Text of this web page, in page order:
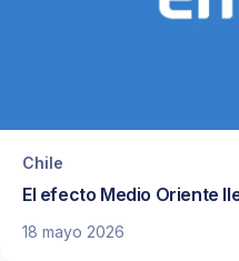
Chile
El efecto Medio Oriente
18 mayo 2026